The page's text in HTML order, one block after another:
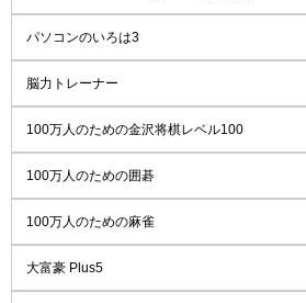
パソコンのいろは3
脳力トレーナー
100万人のための金沢将棋レベル100
100万人のための囲碁
100万人のための麻雀
大富豪 Plus5